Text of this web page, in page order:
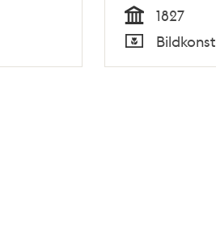
Tid
1827
Typ
Bildkonst